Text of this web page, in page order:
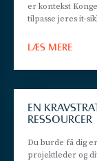
er kontekst
tilpasse jeres it-
LÆS MERE
EN
RESSOURCER
Du burde få dig
projektleder og